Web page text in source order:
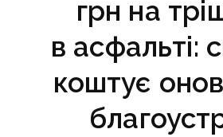
грн на
в асфальті:
коштує